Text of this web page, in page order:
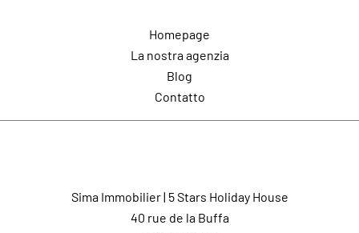
Homepage
La nostra agenzia
Blog
Contatto
Sima Immobilier | 5 Stars Holiday House
40 rue de la Buffa